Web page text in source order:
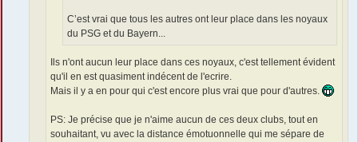
C’est vrai que tous les autres ont leur place dans les noyaux
du PSG et du Bayern...
Ils n'ont aucun leur place dans ces noyaux, c'est tellement évident
qu'il en est quasiment indécent de l'ecrire.
Mais il y a en pour qui c'est encore plus vrai que pour d'autres.
PS: Je précise que je n'aime aucun de ces deux clubs, tout en
souhaitant, vu avec la distance émotuonnelle qui me sépare de